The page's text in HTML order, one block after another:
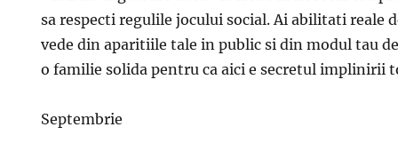
sa respecti regulile jocului social. Ai abilitati reale
vede din aparitiile tale in public si din modul tau
o familie solida pentru ca aici e secretul implinirii
Septembrie